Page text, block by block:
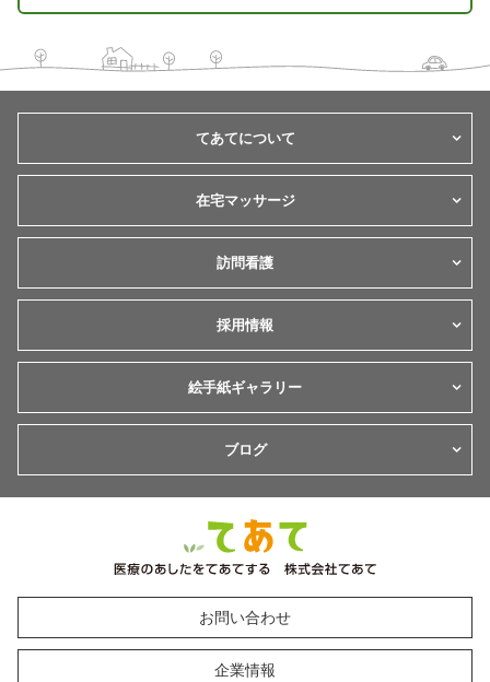
てあてについて
在宅マッサージ
訪問看護
採用情報
絵手紙ギャラリー
ブログ
お問い合わせ
企業情報